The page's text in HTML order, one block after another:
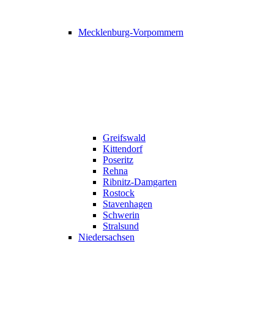
Mecklenburg-Vorpommern
Greifswald
Kittendorf
Poseritz
Rehna
Ribnitz-Damgarten
Rostock
Stavenhagen
Schwerin
Stralsund
Niedersachsen